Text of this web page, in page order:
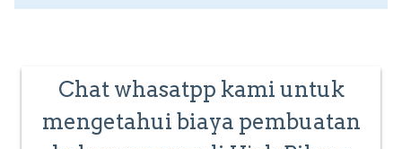
Chat whasatpp kami untuk
mengetahui biaya pembuatan